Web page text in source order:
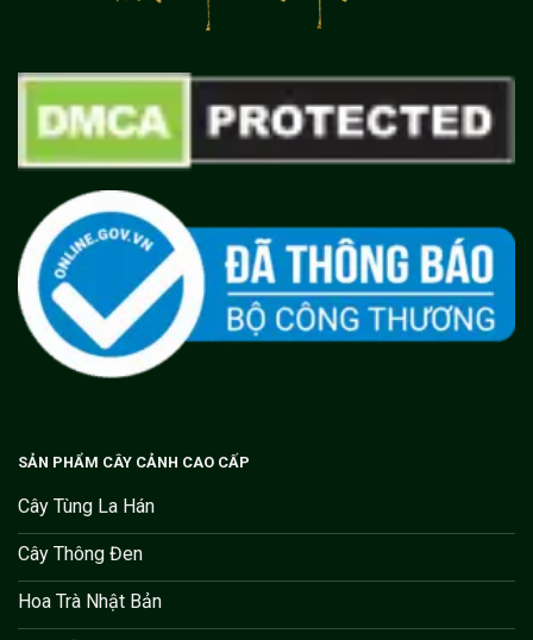
SẢN PHẨM CÂY CẢNH CAO CẤP
Cây Tùng La Hán
Cây Thông Đen
Hoa Trà Nhật Bản